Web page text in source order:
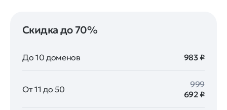
Скидка до 70%
До 10 доменов 983 ₽
От 11 до 50
999
692 ₽